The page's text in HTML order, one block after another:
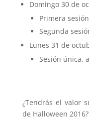
Domingo 30 de
Primera
Segunda
Lunes 31 de
Sesión única,
¿Tendrás el valor
de Halloween